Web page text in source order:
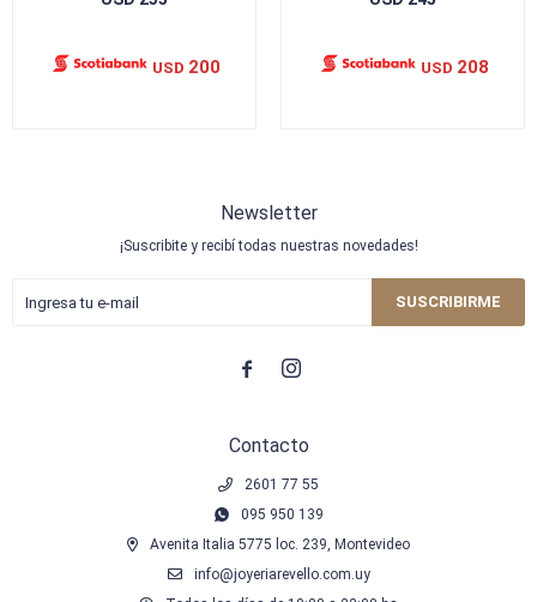
USD 200 USD 208
Contacto
2601 77 55
095 950 139
Avenita Italia 5775 loc. 239, Montevideo
info@joyeriarevello.com.uy
Newsletter
¡Suscribite y recibí todas nuestras novedades!
SUSCRIBIRME
 